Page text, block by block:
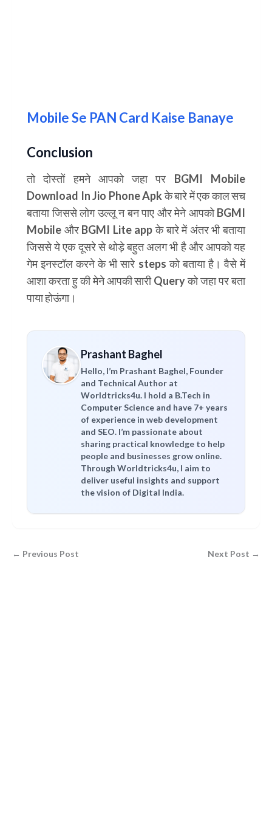
Mobile Se PAN Card Kaise Banaye
Conclusion
तो दोस्तों हमने आपको जहा पर BGMI Mobile
Download In Jio Phone Apkके बारे में एक काल सच
बताया जिससे लोग उल्लू न बन पाए और मेने आपकोBGMI
Mobile औरBGMI Lite appके बारे में अंतर भी बताया
जिससे ये एक दूसरे से थोड़े बहुत अलग भी है और आपको यह
गेम इनस्टॉल करने के भी सारे steps को बताया है। वैसे में
आशा करता हु की मेने आपकी सारी Query को जहा पर बता
पाया होऊंगा।
Prashant Baghel
Hello, I’m Prashant Baghel, Founder
and Technical Author at
Worldtricks4u. I hold a B.Tech in
Computer Science and have 7+ years
of experience in web development
and SEO. I’m passionate about
sharing practical knowledge to help
people and businesses grow online.
Through Worldtricks4u, I aim to
deliver useful insights and support
the vision of Digital India.
← Previous Post Next Post →